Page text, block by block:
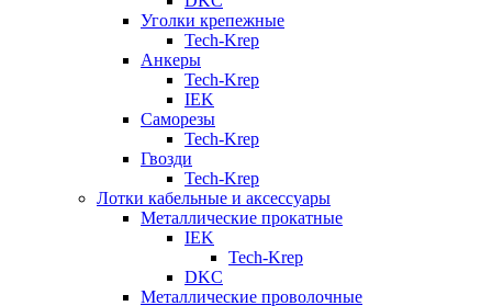
Уголки крепежные
Tech-Krep
Анкеры
Tech-Krep
IEK
Саморезы
Tech-Krep
Гвозди
Tech-Krep
Лотки кабельные и аксессуары
Металлические прокатные
IEK
Tech-Krep
DKC
Металлические проволочные